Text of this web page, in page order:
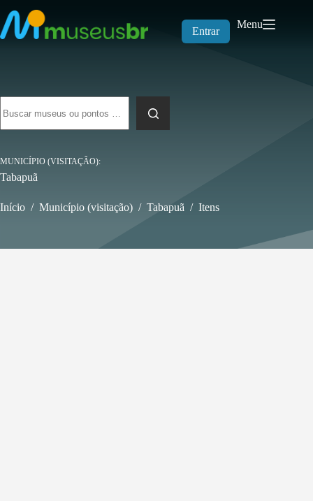
para
o
conteúdo
Entrar
Menu
resultados
MUNICÍPIO (VISITAÇÃO)
Tabapuã
Início / Município (visitação) / Tabapuã / Itens